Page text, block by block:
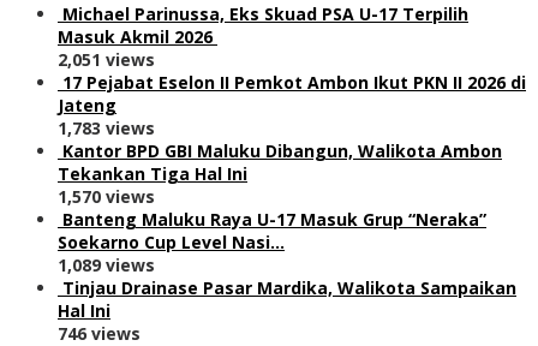
Michael Parinussa, Eks Skuad PSA U-17 Terpilih
Masuk Akmil 2026
2,051 views
17 Pejabat Eselon II Pemkot Ambon Ikut PKN II 2026 di
Jateng
1,783 views
Kantor BPD GBI Maluku Dibangun, Walikota Ambon
Tekankan Tiga Hal Ini
1,570 views
Banteng Maluku Raya U-17 Masuk Grup “Neraka”
Soekarno Cup Level Nasi…
1,089 views
Tinjau Drainase Pasar Mardika, Walikota Sampaikan
Hal Ini
746 views